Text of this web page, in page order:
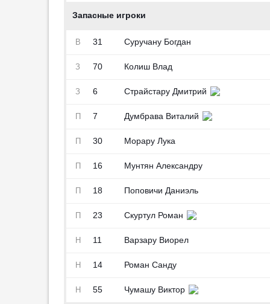
Запасные игроки
В 31 Суручану Богдан
З 70 Колиш Влад
З 6 Страйстару Дмитрий
П 7 Думбрава Виталий
П 30 Морару Лука
П 16 Мунтян Александру
П 18 Поповичи Даниэль
П 23 Скуртул Роман
Н 11 Варзару Виорел
Н 14 Роман Санду
Н 55 Чумашу Виктор